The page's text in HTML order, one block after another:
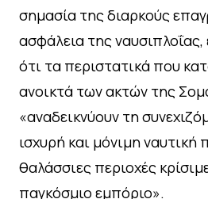
σημασία της διαρκούς
ασφάλεια της
ότι τα περιστατικά που
ανοικτά των ακτών της
«αναδεικνύουν τη
ισχυρή και μόνιμη ναυτική
θαλάσσιες περιοχές
παγκόσμιο εμπόριο».